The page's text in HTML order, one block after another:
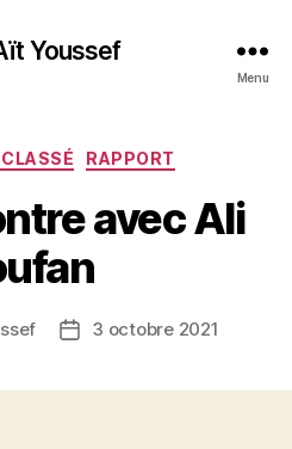
Youssef
Menu
CatégoriesRAPPORT
avec Ali
Date3 octobre 2021